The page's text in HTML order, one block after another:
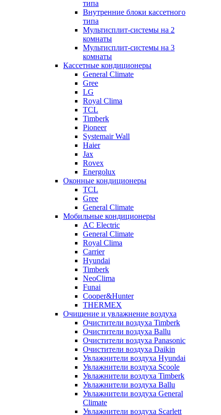
типа
Внутренние блоки кассетного
типа
Мультисплит-системы на 2
комнаты
Мультисплит-системы на 3
комнаты
Кассетные кондиционеры
General Climate
Gree
LG
Royal Clima
TCL
Timberk
Pioneer
Systemair Wall
Haier
Jax
Rovex
Energolux
Оконные кондиционеры
TCL
Gree
General Climate
Мобильные кондиционеры
AC Electric
General Climate
Royal Clima
Carrier
Hyundai
Timberk
NeoClima
Funai
Cooper&Hunter
THERMEX
Очищение и увлажнение воздуха
Очистители воздуха Timberk
Очистители воздуха Ballu
Очистители воздуха Panasonic
Очистители воздуха Daikin
Увлажнители воздуха Hyundai
Увлажнители воздуха Scoole
Увлажнители воздуха Timberk
Увлажнители воздуха Ballu
Увлажнители воздуха General
Climate
Увлажнители воздуха Scarlett